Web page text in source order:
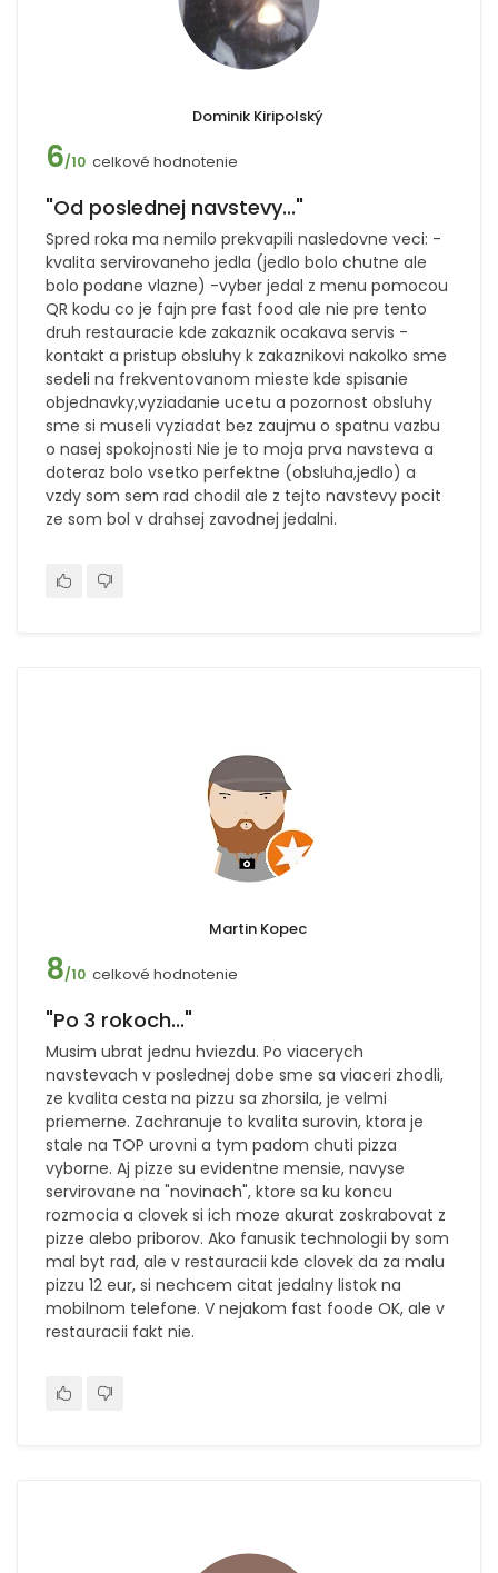
Dominik Kiripolský
6/10 celkové hodnotenie
"Od poslednej navstevy..."
Spred roka ma nemilo prekvapili nasledovne veci: -
kvalita servirovaneho jedla (jedlo bolo chutne ale
bolo podane vlazne) -vyber jedal z menu pomocou
QR kodu co je fajn pre fast food ale nie pre tento
druh restauracie kde zakaznik ocakava servis -
kontakt a pristup obsluhy k zakaznikovi nakolko sme
sedeli na frekventovanom mieste kde spisanie
objednavky,vyziadanie ucetu a pozornost obsluhy
sme si museli vyziadat bez zaujmu o spatnu vazbu
o nasej spokojnosti Nie je to moja prva navsteva a
doteraz bolo vsetko perfektne (obsluha,jedlo) a
vzdy som sem rad chodil ale z tejto navstevy pocit
ze som bol v drahsej zavodnej jedalni.
Martin Kopec
8/10 celkové hodnotenie
"Po 3 rokoch..."
Musim ubrat jednu hviezdu. Po viacerych
navstevach v poslednej dobe sme sa viaceri zhodli,
ze kvalita cesta na pizzu sa zhorsila, je velmi
priemerne. Zachranuje to kvalita surovin, ktora je
stale na TOP urovni a tym padom chuti pizza
vyborne. Aj pizze su evidentne mensie, navyse
servirovane na "novinach", ktore sa ku koncu
rozmocia a clovek si ich moze akurat zoskrabovat z
pizze alebo priborov. Ako fanusik technologii by som
mal byt rad, ale v restauracii kde clovek da za malu
pizzu 12 eur, si nechcem citat jedalny listok na
mobilnom telefone. V nejakom fast foode OK, ale v
restauracii fakt nie.